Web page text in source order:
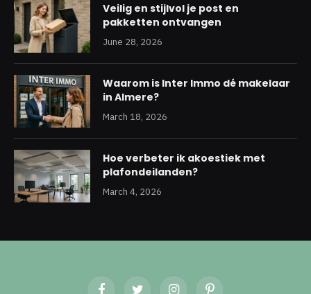
Veilig en stijlvol je post en
pakketten ontvangen
June 28, 2026
Waarom is Inter Immo dé makelaar
in Almere?
March 18, 2026
Hoe verbeter ik akoestiek met
plafondeilanden?
March 4, 2026